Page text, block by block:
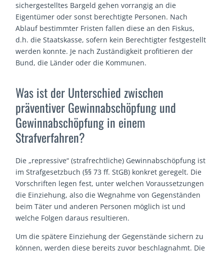
sichergestelltes Bargeld gehen vorrangig an die
Eigentümer oder sonst berechtigte Personen. Nach
Ablauf bestimmter Fristen fallen diese an den Fiskus,
d.h. die Staatskasse, sofern kein Berechtigter festgestellt
werden konnte. Je nach Zuständigkeit profitieren der
Bund, die Länder oder die Kommunen.
Was ist der Unterschied zwischen
präventiver Gewinnabschöpfung und
Gewinnabschöpfung in einem
Strafverfahren?
Die „repressive“ (strafrechtliche) Gewinnabschöpfung ist
im Strafgesetzbuch (§§ 73 ff. StGB) konkret geregelt. Die
Vorschriften legen fest, unter welchen Voraussetzungen
die Einziehung, also die Wegnahme von Gegenständen
beim Täter und anderen Personen möglich ist und
welche Folgen daraus resultieren.
Um die spätere Einziehung der Gegenstände sichern zu
können, werden diese bereits zuvor beschlagnahmt. Die